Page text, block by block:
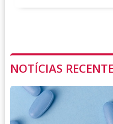
NOTÍCIAS